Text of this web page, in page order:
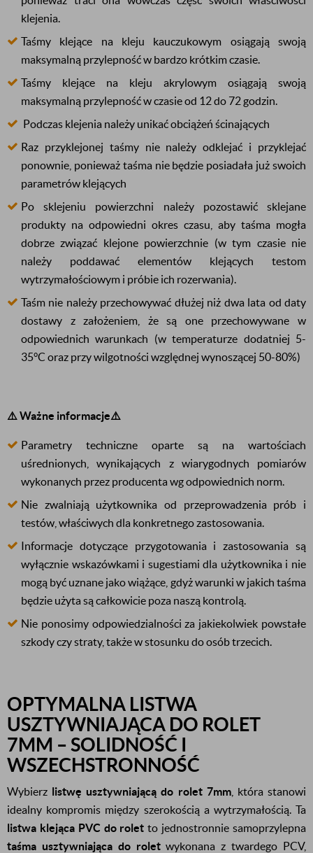
klejenia.
Taśmy klejące na kleju kauczukowym osiągają swoją
maksymalną przylepność w bardzo krótkim czasie.
Taśmy klejące na kleju akrylowym osiągają swoją
maksymalną przylepność w czasie od 12 do 72 godzin.
Podczas klejenia należy unikać obciążeń ścinających
Raz przyklejonej taśmy nie należy odklejać i przyklejać
ponownie, ponieważ taśma nie będzie posiadała już swoich
parametrów klejących
Po sklejeniu powierzchni należy pozostawić sklejane
produkty na odpowiedni okres czasu, aby taśma mogła
dobrze związać klejone powierzchnie (w tym czasie nie
należy poddawać elementów klejących testom
wytrzymałościowym i próbie ich rozerwania).
Taśm nie należy przechowywać dłużej niż dwa lata od daty
dostawy z założeniem, że są one przechowywane w
odpowiednich warunkach (w temperaturze dodatniej 5-
35°C oraz przy wilgotności względnej wynoszącej 50-80%)
⚠️ Ważne informacje⚠️
Parametry techniczne oparte są na wartościach
uśrednionych, wynikających z wiarygodnych pomiarów
wykonanych przez producenta wg odpowiednich norm.
Nie zwalniają użytkownika od przeprowadzenia prób i
testów, właściwych dla konkretnego zastosowania.
Informacje dotyczące przygotowania i zastosowania są
wyłącznie wskazówkami i sugestiami dla użytkownika i nie
mogą być uznane jako wiążące, gdyż warunki w jakich taśma
będzie użyta są całkowicie poza naszą kontrolą.
Nie ponosimy odpowiedzialności za jakiekolwiek powstałe
szkody czy straty, także w stosunku do osób trzecich.
OPTYMALNA LISTWA
USZTYWNIAJĄCA DO ROLET
7MM – SOLIDNOŚĆ I
WSZECHSTRONNOŚĆ
Wybierz listwę usztywniającą do rolet 7mm, która stanowi
idealny kompromis między szerokością a wytrzymałością. Ta
listwa klejąca PVC do rolet to jednostronnie samoprzylepna
taśma usztywniająca do roletwykonana z twardego PCV,